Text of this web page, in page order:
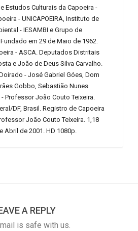
Estudos Culturais da Capoeira -
- UNICAPOEIRA, Instituto de
- IESAMBI e Grupo de
em 29 de Maio de 1962.
- ASCA. Deputados Distritais
e João de Deus Silva Carvalho.
- José Gabriel Góes, Dom
Gobbo, Sebastião Nunes
Professor João Couto Teixeira.
DF, Brasil. Registro de Capoeira
João Couto Teixeira. 1,18
Abril de 2001. HD 1080p.
A REPLY
is safe with us.